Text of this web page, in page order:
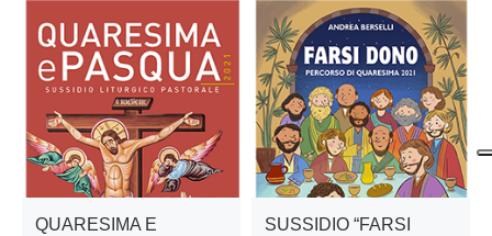
QUARESIMA E
SUSSIDIO “FARSI